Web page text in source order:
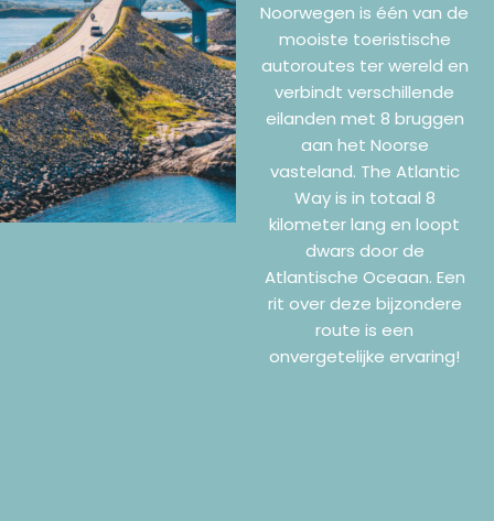
Noorwegen is één van de
mooiste toeristische
autoroutes ter wereld en
verbindt verschillende
eilanden met 8 bruggen
aan het Noorse
vasteland. The Atlantic
Way is in totaal 8
kilometer lang en loopt
dwars door de
Atlantische Oceaan. Een
rit over deze bijzondere
route is een
onvergetelijke ervaring!